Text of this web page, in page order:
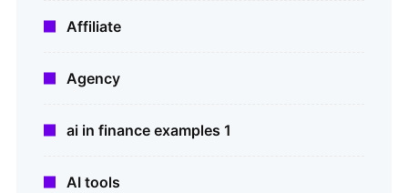
Affiliate
Agency
ai in finance examples 1
AI tools